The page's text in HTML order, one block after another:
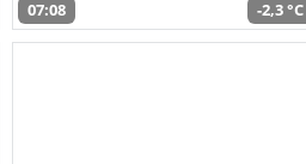
07:08 -2,3 °C